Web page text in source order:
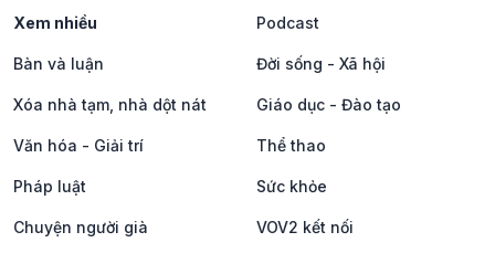
Xem nhiều Podcast
Bàn và luận Đời sống - Xã hội
Xóa nhà tạm, nhà dột nát Giáo dục - Đào tạo
Văn hóa - Giải trí Thể thao
Pháp luật Sức khỏe
Chuyện người già VOV2 kết nối